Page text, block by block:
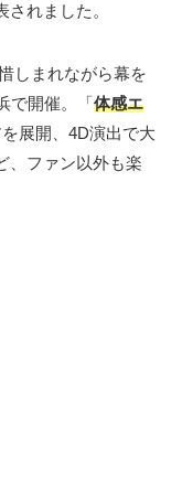
れました。
しまれながら幕を
で開催。「体感エ
展開、4D演出で大
、ファン以外も楽